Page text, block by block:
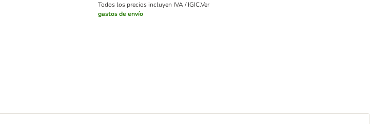
Todos los precios incluyen IVA / IGIC.Ver
gastos de envío